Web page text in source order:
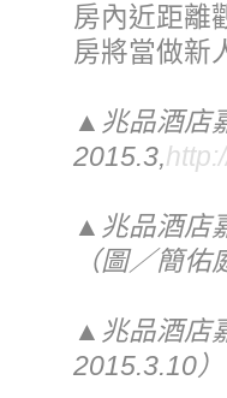
房內近距離
房將當做新
▲兆品酒店
2015.3,
▲兆品酒店
（圖／簡
▲兆品酒店
2015.3.10）